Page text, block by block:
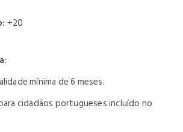
+20
mínima de 6 meses.
cidadãos portugueses incluído no